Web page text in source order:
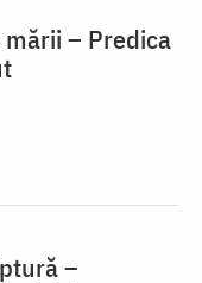
– Predica
–